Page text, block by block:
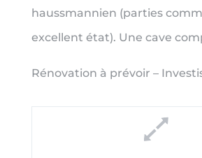
haussmannien (parties
excellent état). Une cave
Rénovation à prévoir –